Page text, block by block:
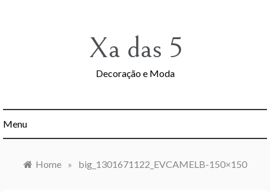
Xa das 5
Decoração e Moda
Menu
Home » big_1301671122_EVCAMELB-150×150